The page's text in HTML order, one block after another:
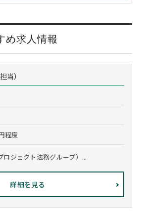
め求人情報
当）
程度
ジェクト法務グループ）...
詳細を見る